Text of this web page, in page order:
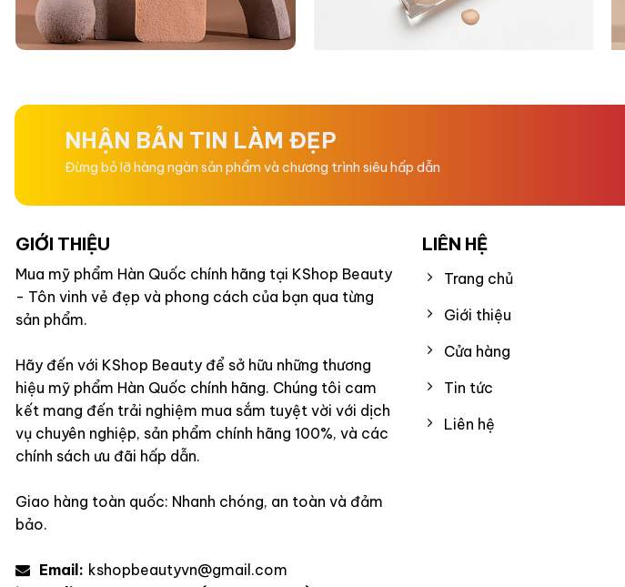
NHẬN BẢN TIN LÀM ĐẸP
Đừng bỏ lỡ hàng ngàn sản phẩm và chương trình siêu hấp dẫn
GIỚI THIỆU
Mua mỹ phẩm Hàn Quốc chính hãng tại KShop Beauty
- Tôn vinh vẻ đẹp và phong cách của bạn qua từng
sản phẩm.
Hãy đến với KShop Beauty để sở hữu những thương
hiệu mỹ phẩm Hàn Quốc chính hãng. Chúng tôi cam
kết mang đến trải nghiệm mua sắm tuyệt vời với dịch
vụ chuyên nghiệp, sản phẩm chính hãng 100%, và các
chính sách ưu đãi hấp dẫn.
Giao hàng toàn quốc: Nhanh chóng, an toàn và đảm
bảo.
Email: kshopbeautyvn@gmail.com
LIÊN HỆ
Trang chủ
Giới thiệu
Cửa hàng
Tin tức
Liên hệ